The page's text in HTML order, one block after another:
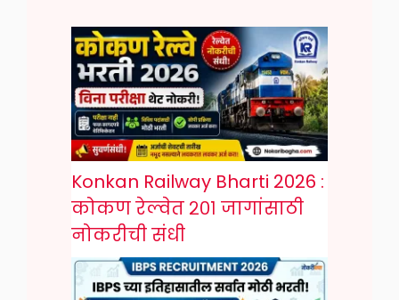
Konkan Railway Bharti 2026 :
कोकण रेल्वेत २०१ जागांसाठी
नोकरीची संधी